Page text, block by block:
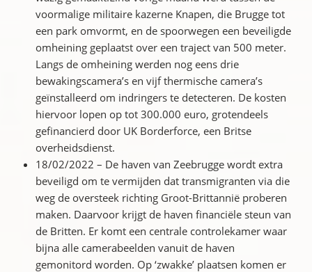
voormalige militaire kazerne Knapen, die Brugge tot
een park omvormt, en de spoorwegen een beveiligde
omheining geplaatst over een traject van 500 meter.
Langs de omheining werden nog eens drie
bewakingscamera’s en vijf thermische camera’s
geïnstalleerd om indringers te detecteren. De kosten
hiervoor lopen op tot 300.000 euro, grotendeels
gefinancierd door UK Borderforce, een Britse
overheidsdienst.
18/02/2022 – De haven van Zeebrugge wordt extra
beveiligd om te vermijden dat transmigranten via die
weg de oversteek richting Groot-Brittannië proberen
maken. Daarvoor krijgt de haven financiële steun van
de Britten. Er komt een centrale controlekamer waar
bijna alle camerabeelden vanuit de haven
gemonitord worden. Op ‘zwakke’ plaatsen komen er